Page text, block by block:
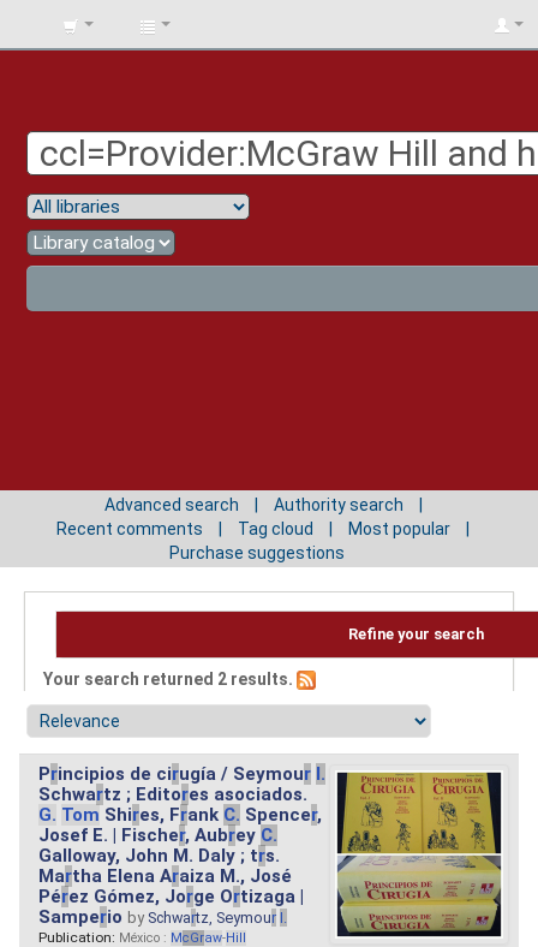
BIBLIOTECA
Advanced search
Authority search
Recent comments
Tag cloud
Most popular
Purchase suggestions
Refine your search
Your search returned 2 results.
Principios de cirugía / Seymour I.
Schwartz ; Editores asociados.
G. Tom Shires, Frank C. Spencer,
Josef E. | Fischer, Aubrey C.
Galloway, John M. Daly ; trs.
Martha Elena Araiza M., José
Pérez Gómez, Jorge Ortizaga |
Samperio by Schwartz, Seymour I.
Publication: México : McGraw-Hill